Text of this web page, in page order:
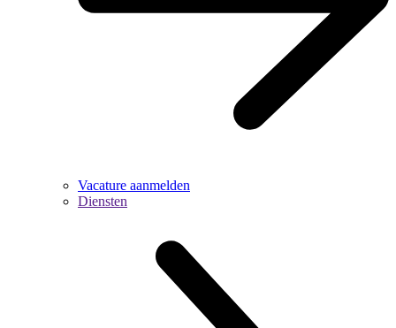
Vacature aanmelden
Diensten